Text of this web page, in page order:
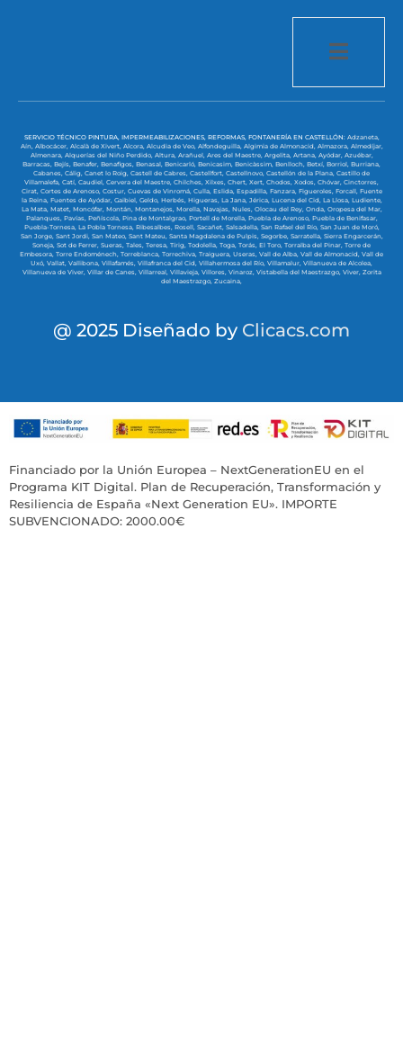
SERVICIO TÉCNICO PINTURA, IMPERMEABILIZACIONES, REFORMAS, FONTANERÍA EN CASTELLÓN: Adzaneta,
Aín, Albocácer, Alcalà de Xivert, Alcora, Alcudia de Veo, Alfondeguilla, Algimia de Almonacid, Almazora, Almedíjar,
Almenara, Alquerías del Niño Perdido, Altura, Arañuel, Ares del Maestre, Argelita, Artana, Ayódar, Azuébar,
Barracas, Bejís, Benafer, Benafigos, Benasal, Benicarló, Benicasim, Benicàssim, Benlloch, Betxí, Borriol, Burriana,
Cabanes, Cálig, Canet lo Roig, Castell de Cabres, Castellfort, Castellnovo, Castellón de la Plana, Castillo de
Villamalefa, Catí, Caudiel, Cervera del Maestre, Chilches, Xilxes, Chert, Xert, Chodos, Xodos, Chóvar, Cinctorres,
Cirat, Cortes de Arenoso, Costur, Cuevas de Vinromá, Culla, Eslida, Espadilla, Fanzara, Figueroles, Forcall, Fuente
la Reina, Fuentes de Ayódar, Gaibiel, Geldo, Herbés, Higueras, La Jana, Jérica, Lucena del Cid, La Llosa, Ludiente,
La Mata, Matet, Moncófar, Montán, Montanejos, Morella, Navajas, Nules, Olocau del Rey, Onda, Oropesa del Mar,
Palanques, Pavías, Peñíscola, Pina de Montalgrao, Portell de Morella, Puebla de Arenoso, Puebla de Benifasar,
Puebla-Tornesa, La Pobla Tornesa, Ribesalbes, Rosell, Sacañet, Salsadella, San Rafael del Río, San Juan de Moró,
San Jorge, Sant Jordi, San Mateo, Sant Mateu, Santa Magdalena de Pulpis, Segorbe, Sarratella, Sierra Engarcerán,
Soneja, Sot de Ferrer, Sueras, Tales, Teresa, Tírig, Todolella, Toga, Torás, El Toro, Torralba del Pinar, Torre de
Embesora, Torre Endoménech, Torreblanca, Torrechiva, Traiguera, Useras, Vall de Alba, Vall de Almonacid, Vall de
Uxó, Vallat, Vallibona, Villafamés, Villafranca del Cid, Villahermosa del Río, Villamalur, Villanueva de Alcolea,
Villanueva de Viver, Villar de Canes, Villarreal, Villavieja, Villores, Vinaroz, Vistabella del Maestrazgo, Viver, Zorita
del Maestrazgo, Zucaina,
@ 2025 Diseñado by Clicacs.com
Financiado por la Unión Europea – NextGenerationEU en el
Programa KIT Digital. Plan de Recuperación, Transformación y
Resiliencia de España «Next Generation EU». IMPORTE
SUBVENCIONADO: 2000.00€